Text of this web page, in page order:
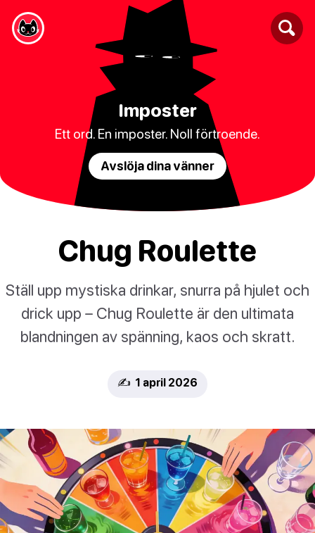
Imposter
Ett ord. En imposter. Noll förtroende.
Avslöja dina vänner
Chug Roulette
Ställ upp mystiska drinkar, snurra på hjulet och
drick upp – Chug Roulette är den ultimata
blandningen av spänning, kaos och skratt.
✍️ 1 april 2026